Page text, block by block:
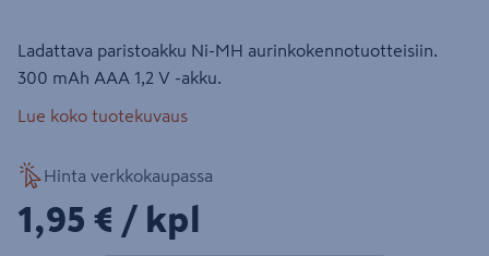
Ladattava paristoakku Ni-MH aurinkokennotuotteisiin.
300 mAh AAA 1,2 V -akku.
Lue koko tuotekuvaus
Hinta verkkokaupassa
1,95€/kpl
1,95 € / kpl